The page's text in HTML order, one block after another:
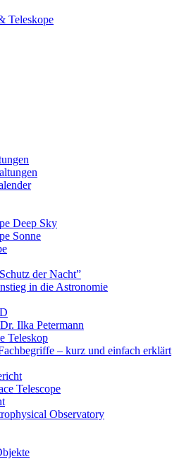
Teleskope
Deep Sky
Sonne
der Nacht”
in die Astronomie
Ilka Petermann
Teleskop
– kurz und einfach erklärt
Telescope
Observatory